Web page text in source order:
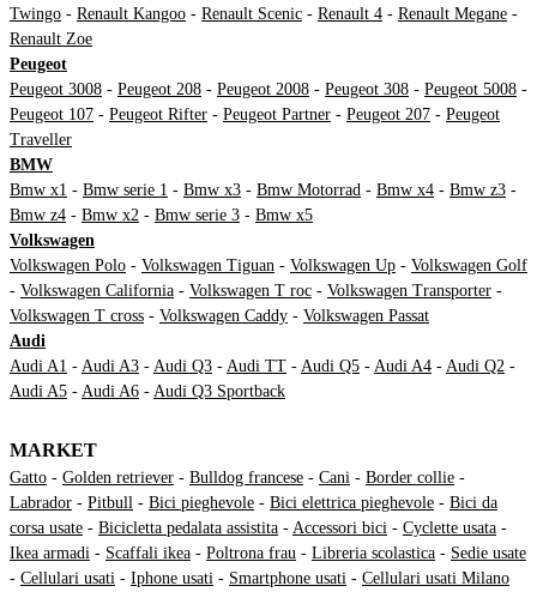
Twingo - Renault Kangoo - Renault Scenic - Renault 4 - Renault Megane -
Renault Zoe
Peugeot
Peugeot 3008 - Peugeot 208 - Peugeot 2008 - Peugeot 308 - Peugeot 5008 -
Peugeot 107 - Peugeot Rifter - Peugeot Partner - Peugeot 207 - Peugeot
Traveller
BMW
Bmw x1 - Bmw serie 1 - Bmw x3 - Bmw Motorrad - Bmw x4 - Bmw z3 -
Bmw z4 - Bmw x2 - Bmw serie 3 - Bmw x5
Volkswagen
Volkswagen Polo - Volkswagen Tiguan - Volkswagen Up - Volkswagen Golf
- Volkswagen California - Volkswagen T roc - Volkswagen Transporter -
Volkswagen T cross - Volkswagen Caddy - Volkswagen Passat
Audi
Audi A1 - Audi A3 - Audi Q3 - Audi TT - Audi Q5 - Audi A4 - Audi Q2 -
Audi A5 - Audi A6 - Audi Q3 Sportback
MARKET
Gatto - Golden retriever - Bulldog francese - Cani - Border collie -
Labrador - Pitbull - Bici pieghevole - Bici elettrica pieghevole - Bici da
corsa usate - Bicicletta pedalata assistita - Accessori bici - Cyclette usata -
Ikea armadi - Scaffali ikea - Poltrona frau - Libreria scolastica - Sedie usate
- Cellulari usati - Iphone usati - Smartphone usati - Cellulari usati Milano